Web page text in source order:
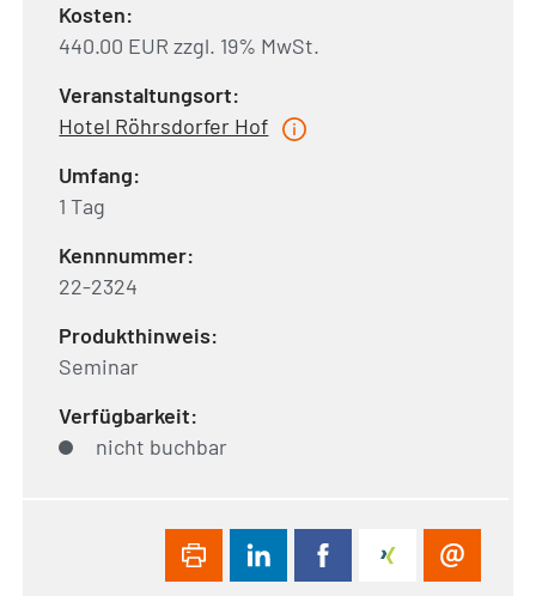
Kosten:
440.00 EUR zzgl. 19% MwSt.
Veranstaltungsort:
Hotel Röhrsdorfer Hof
Umfang:
1 Tag
Kennnummer:
22-2324
Produkthinweis:
Seminar
Verfügbarkeit:
nicht buchbar